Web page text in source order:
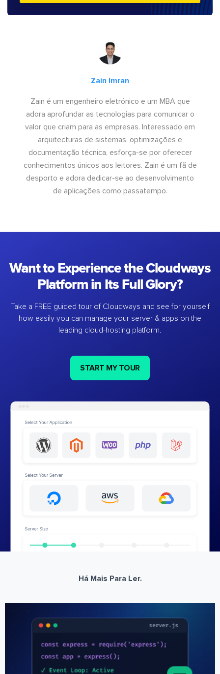
Zain Imran
Zain é um engenheiro eletrónico e um MBA que
adora aprofundar as tecnologias para comunicar o
valor que criam para as empresas. Interessado em
arquitecturas de sistemas, optimizações e
documentação técnica, esforça-se por oferecer
conhecimentos únicos aos leitores. Zain é um fã de
desporto e adora dedicar-se ao desenvolvimento
de aplicações como passatempo.
Want to Experience the Cloudways
Platform in Its Full Glory?
Take a FREE guided tour of Cloudways and see for yourself
how easily you can manage your server & apps on the
leading cloud-hosting platform.
START MY TOUR
Há Mais Para Ler.